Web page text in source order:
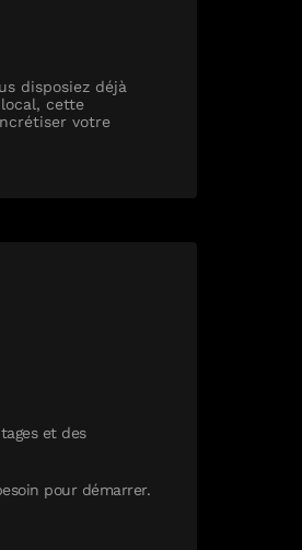
disposiez déjà
cette
votre
et des
pour démarrer.